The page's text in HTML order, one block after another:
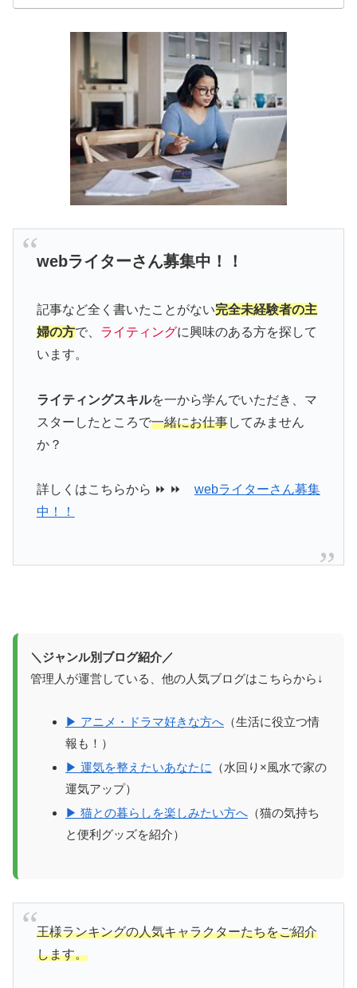
webライターさん募集中！！
記事など全く書いたことがない完全未経験者の主
婦の方で、 ライティングに興味のある方を探して
います。
ライティングスキルを一から学んでいただき、マ
スターしたところで一緒にお仕事してみません
か？
詳しくはこちらから ⏩ ⏩ webライターさん募集
中！！
＼ジャンル別ブログ紹介／
管理人が運営している、他の人気ブログはこちらから↓
▶ アニメ・ドラマ好きな方へ （生活に役立つ情
報も！）
▶ 運気を整えたいあなたに
（水回り×風水で家の
運気アップ）
▶ 猫との暮らしを楽しみたい方へ （猫の気持ち
と便利グッズを紹介）
王様ランキングの人気キャラクターたちをご紹介
します。